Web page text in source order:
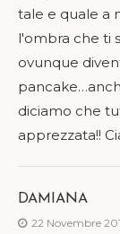
tale e quale a
l'ombra che ti
ovunque
diciamo che
apprezzata!!
DAMIANA
22 Novembre